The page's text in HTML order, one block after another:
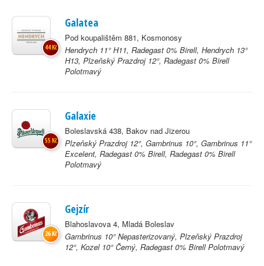
Galatea
Pod koupalištěm 881, Kosmonosy
Hendrych 11° H11, Radegast 0% Birell, Hendrych 13°
H13, Plzeňský Prazdroj 12°, Radegast 0% Birell
Polotmavý
44 Kč
Galaxie
Boleslavská 438, Bakov nad Jizerou
Plzeňský Prazdroj 12°, Gambrinus 10°, Gambrinus 11°
Excelent, Radegast 0% Birell, Radegast 0% Birell
Polotmavý
55 Kč
Gejzír
Blahoslavova 4, Mladá Boleslav
Gambrinus 10° Nepasterizovaný, Plzeňský Prazdroj
12°, Kozel 10° Černý, Radegast 0% Birell Polotmavý
26 Kč